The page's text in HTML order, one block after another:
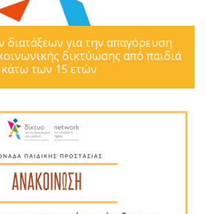
για την απαγόρευση
δικτύωσης από παιδιά
κάτω των 15 ετών